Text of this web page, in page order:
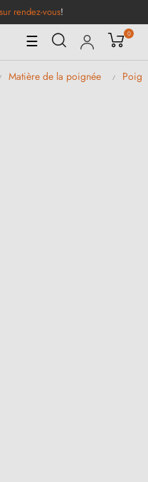
rendez-vous!
Basculer
la
navigation
☰ 0
Matière de la poignée